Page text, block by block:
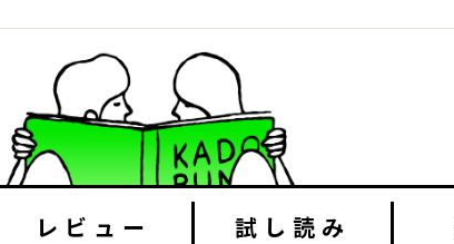
レビュー 試し読み